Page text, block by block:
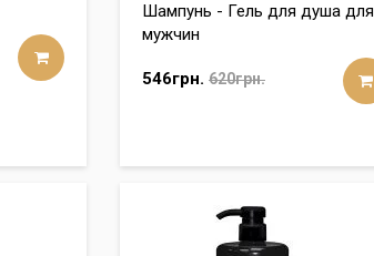
Шампунь - Гель для душа для
мужчин
546грн. 620грн.